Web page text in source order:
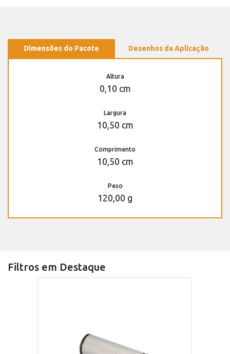
Dimensões do Pacote Desenhos da Aplicação
Altura
0,10 cm
Largura
10,50 cm
Comprimento
10,50 cm
Peso
120,00 g
Filtros em Destaque